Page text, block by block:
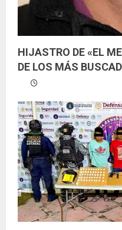
HIJASTRO DE «EL
DE LOS MÁS